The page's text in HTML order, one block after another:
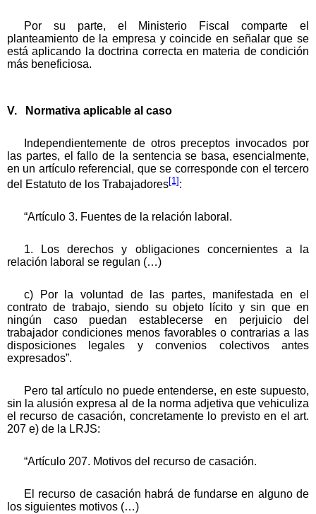
Por su parte, el Ministerio Fiscal comparte el
planteamiento de la empresa y coincide en señalar que se
está aplicando la doctrina correcta en materia de condición
más beneficiosa.
V. Normativa aplicable al caso
Independientemente de otros preceptos invocados por
las partes, el fallo de la sentencia se basa, esencialmente,
en un artículo referencial, que se corresponde con el tercero
del Estatuto de los Trabajadores[1]:
“Artículo 3. Fuentes de la relación laboral.
1. Los derechos y obligaciones concernientes a la
relación laboral se regulan (…)
c) Por la voluntad de las partes, manifestada en el
contrato de trabajo, siendo su objeto lícito y sin que en
ningún caso puedan establecerse en perjuicio del
trabajador condiciones menos favorables o contrarias a las
disposiciones legales y convenios colectivos antes
expresados”.
Pero tal artículo no puede entenderse, en este supuesto,
sin la alusión expresa al de la norma adjetiva que vehiculiza
el recurso de casación, concretamente lo previsto en el art.
207 e) de la LRJS:
“Artículo 207. Motivos del recurso de casación.
El recurso de casación habrá de fundarse en alguno de
los siguientes motivos (…)